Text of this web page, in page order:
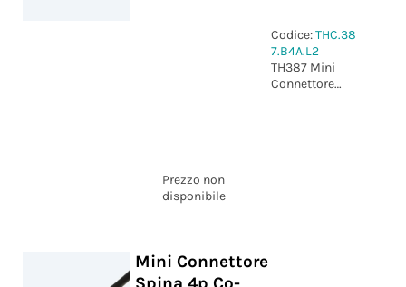
Codice:THC.38
7.B4A.L2
TH387 Mini
Connettore
Prezzo non
disponibile
Mini Connettore